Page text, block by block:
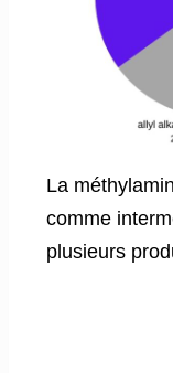
La
comme
plusieurs